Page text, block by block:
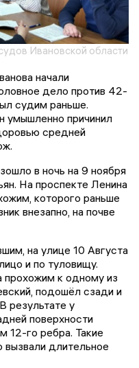
Ивановской области
начали
дело против 42-
судим раньше.
умышленно причинил
средней
в ночь на 9 ноября
На проспекте Ленина
которого раньше
внезапно, на почве
на улице 10 Августа
и по туловищу.
прохожим к одному из
подошёл сзади и
результате у
поверхности
12-го ребра. Такие
вызвали длительное